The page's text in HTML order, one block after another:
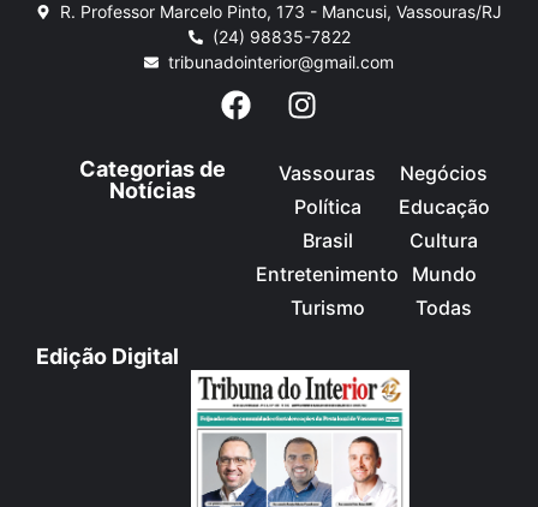
R. Professor Marcelo Pinto, 173 - Mancusi, Vassouras/RJ
(24) 98835-7822
tribunadointerior@gmail.com
Categorias de
Notícias
Vassouras
Política
Brasil
Entretenimento
Turismo
Negócios
Educação
Cultura
Mundo
Todas
Edição Digital